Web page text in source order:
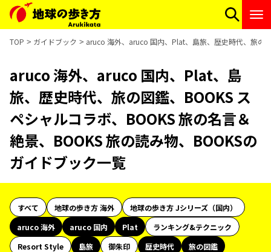
TOP ガイドブック aruco 海外、aruco 国内、Plat、島旅、歴史時代、旅の
aruco 海外、aruco 国内、Plat、島
旅、歴史時代、旅の図鑑、BOOKS ス
ペシャルコラボ、BOOKS 旅の名言＆
絶景、BOOKS 旅の読み物、BOOKSの
ガイドブック一覧
すべて 地球の歩き方 海外
地球の歩き方 Jシリーズ（国内）
aruco 海外
aruco 国内 Plat
ランキング&テクニック
Resort Style
島旅 御朱印 歴史時代
旅の図鑑